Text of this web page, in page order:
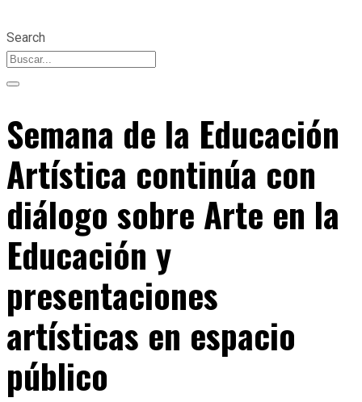
Search
Semana de la Educación
Artística continúa con
diálogo sobre Arte en la
Educación y
presentaciones
artísticas en espacio
público